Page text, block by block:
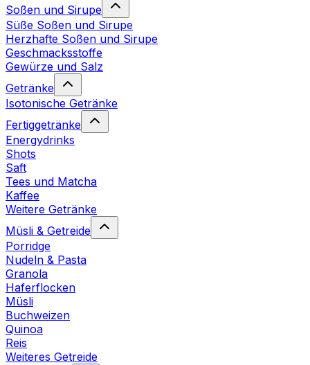
Soßen und Sirupe
Süße Soßen und Sirupe
Herzhafte Soßen und Sirupe
Geschmacksstoffe
Gewürze und Salz
Getränke
Isotonische Getränke
Fertiggetränke
Energydrinks
Shots
Saft
Tees und Matcha
Kaffee
Weitere Getränke
Müsli & Getreide
Porridge
Nudeln & Pasta
Granola
Haferflocken
Müsli
Buchweizen
Quinoa
Reis
Weiteres Getreide